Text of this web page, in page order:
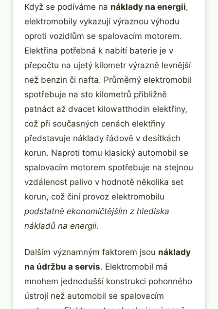
Když se podíváme na náklady na energii,
elektromobily vykazují výraznou výhodu
oproti vozidlům se spalovacím motorem.
Elektřina potřebná k nabití baterie je v
přepočtu na ujetý kilometr výrazně levnější
než benzin či nafta. Průměrný elektromobil
spotřebuje na sto kilometrů přibližně
patnáct až dvacet kilowatthodin elektřiny,
což při současných cenách elektřiny
představuje náklady řádově v desítkách
korun. Naproti tomu klasický automobil se
spalovacím motorem spotřebuje na stejnou
vzdálenost palivo v hodnotě několika set
korun, což činí provoz elektromobilu
podstatně ekonomičtějším z hlediska
nákladů na energii.
Dalším významným faktorem jsou náklady
na údržbu a servis. Elektromobil má
mnohem jednodušší konstrukci pohonného
ústrojí než automobil se spalovacím